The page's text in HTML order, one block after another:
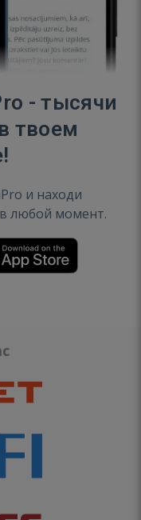
- тысячи
твоем
и находи
любой момент.